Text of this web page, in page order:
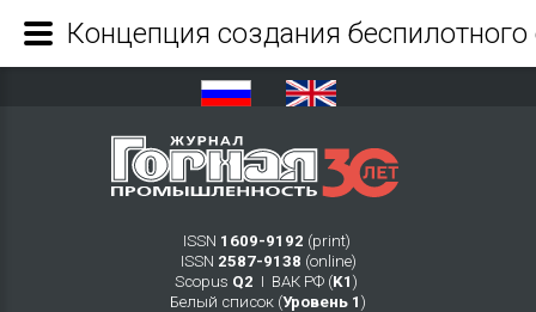
ISSN 1609-9192 (print)
ISSN 2587-9138 (online)
Scopus Q2 Ι ВАК РФ (K1 )
Белый список (Уровень 1 )